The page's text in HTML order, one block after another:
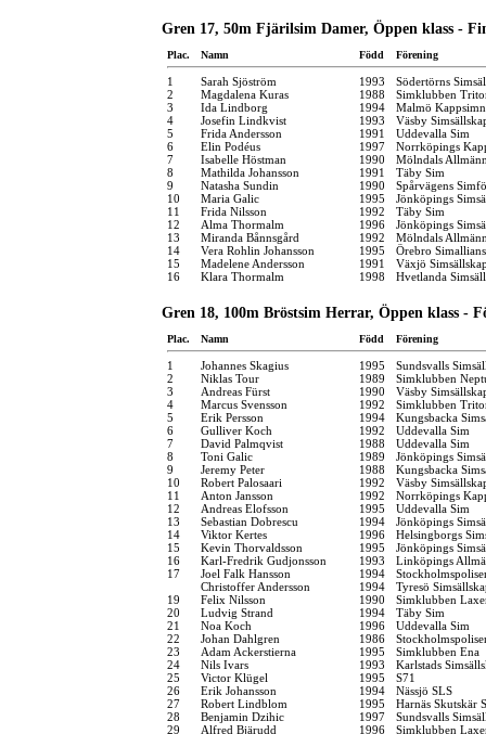
Gren 17, 50m Fjärilsim Damer, Öppen klass -
Plac. Namn Född Förening
1 Sarah Sjöström 1993
Södertörns
2
Magdalena Kuras 1988
Simklubben
3
Ida Lindborg 1994
Malmö
4
Josefin Lindkvist 1993
Väsby
5
Frida Andersson 1991
Uddevalla Sim
6
Elin Podéus 1997
Norrköpings
7
Isabelle Höstman 1990
Mölndals
8
Mathilda Johansson 1991
Täby Sim
9
Natasha Sundin 1990
Spårvägens
10
Maria Galic 1995
Jönköpings
11
Frida Nilsson 1992
Täby Sim
12
Alma Thormalm 1996
Jönköpings
13
Miranda Bånnsgård 1992
Mölndals
14
Vera Rohlin Johansson 1995
Örebro Simallians
15
Madelene Andersson 1991
Växjö
16
Klara Thormalm 1998 Hvetlanda
Gren 18, 100m Bröstsim Herrar, Öppen klass -
Plac. Namn Född Förening
1 Johannes Skagius 1995
Sundsvalls
2
Niklas Tour 1989
Simklubben
3
Andreas Fürst 1990
Väsby
4
Marcus Svensson 1992
Simklubben
5
Erik Persson 1994
Kungsbacka
6
Gulliver Koch 1992
Uddevalla Sim
7
David Palmqvist 1988
Uddevalla Sim
8
Toni Galic 1989
Jönköpings
9
Jeremy Peter 1988
Kungsbacka
10
Robert Palosaari 1992
Väsby
11
Anton Jansson 1992
Norrköpings
12
Andreas Elofsson 1995
Uddevalla Sim
13
Sebastian Dobrescu 1994
Jönköpings
14
Viktor Kertes 1996
Helsingborgs
15
Kevin Thorvaldsson 1995
Jönköpings
16
Karl-Fredrik Gudjonsson 1993
Linköpings
17
Joel Falk Hansson 1994
Christoffer Andersson
1994
Tyresö
19
Felix Nilsson 1990
Simklubben
20
Ludvig Strand 1994
Täby Sim
21
Noa Koch 1996
Uddevalla Sim
22
Johan Dahlgren 1986
23
Adam Ackerstierna 1995
Simklubben Ena
24
Nils Ivars 1993
Karlstads
25
Victor Klügel 1995
S71
26
Erik Johansson 1994
Nässjö SLS
27
Robert Lindblom 1995
Harnäs Skutskär
28
Benjamin Dzihic 1997
Sundsvalls
29
Alfred Bjärudd 1996
Simklubben